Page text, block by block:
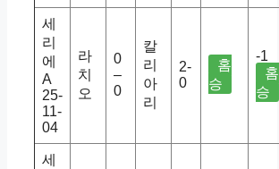
세
리
에
A
25-
11-
04
라
치
오
0
–
0
칼
리
아
리
2-
0
홈
승
-1
홈
승
세